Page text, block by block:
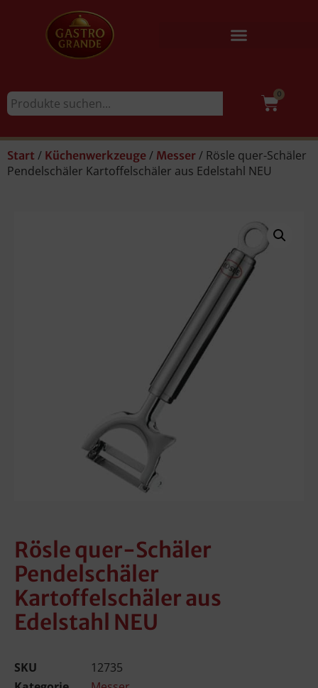
0
Start / Küchenwerkzeuge / Messer / Rösle quer-Schäler
Pendelschäler Kartoffelschäler aus Edelstahl NEU
Rösle quer-Schäler
Pendelschäler
Kartoffelschäler aus
Edelstahl NEU
SKU
12735